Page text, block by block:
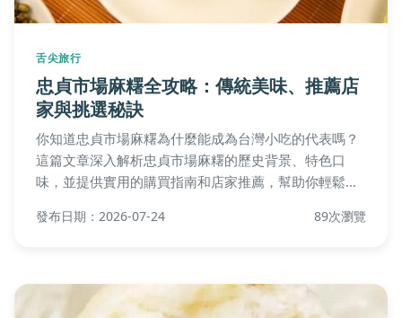
舌尖旅行
忠貞市場麻糬全攻略：傳統美味、推薦店
家與挑選秘訣
你知道忠貞市場麻糬為什麼能成為台灣小吃的代表嗎？
這篇文章深入解析忠貞市場麻糬的歷史背景、特色口
味，並提供實用的購買指南和店家推薦，幫助你輕鬆找
發布日期：2026-07-24 89次瀏覽